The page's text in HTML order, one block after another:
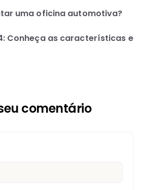
uma oficina automotiva?
Conheça as características e
comentário